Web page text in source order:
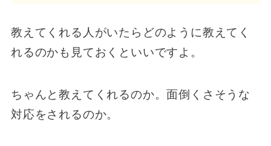
教えてくれる人がいたらどのように教えてく
れるのかも見ておくといいですよ。
ちゃんと教えてくれるのか。面倒くさそうな
対応をされるのか。